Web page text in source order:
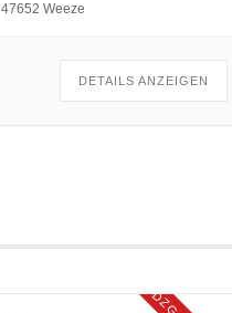
47652 Weeze
DETAILS ANZEIGEN